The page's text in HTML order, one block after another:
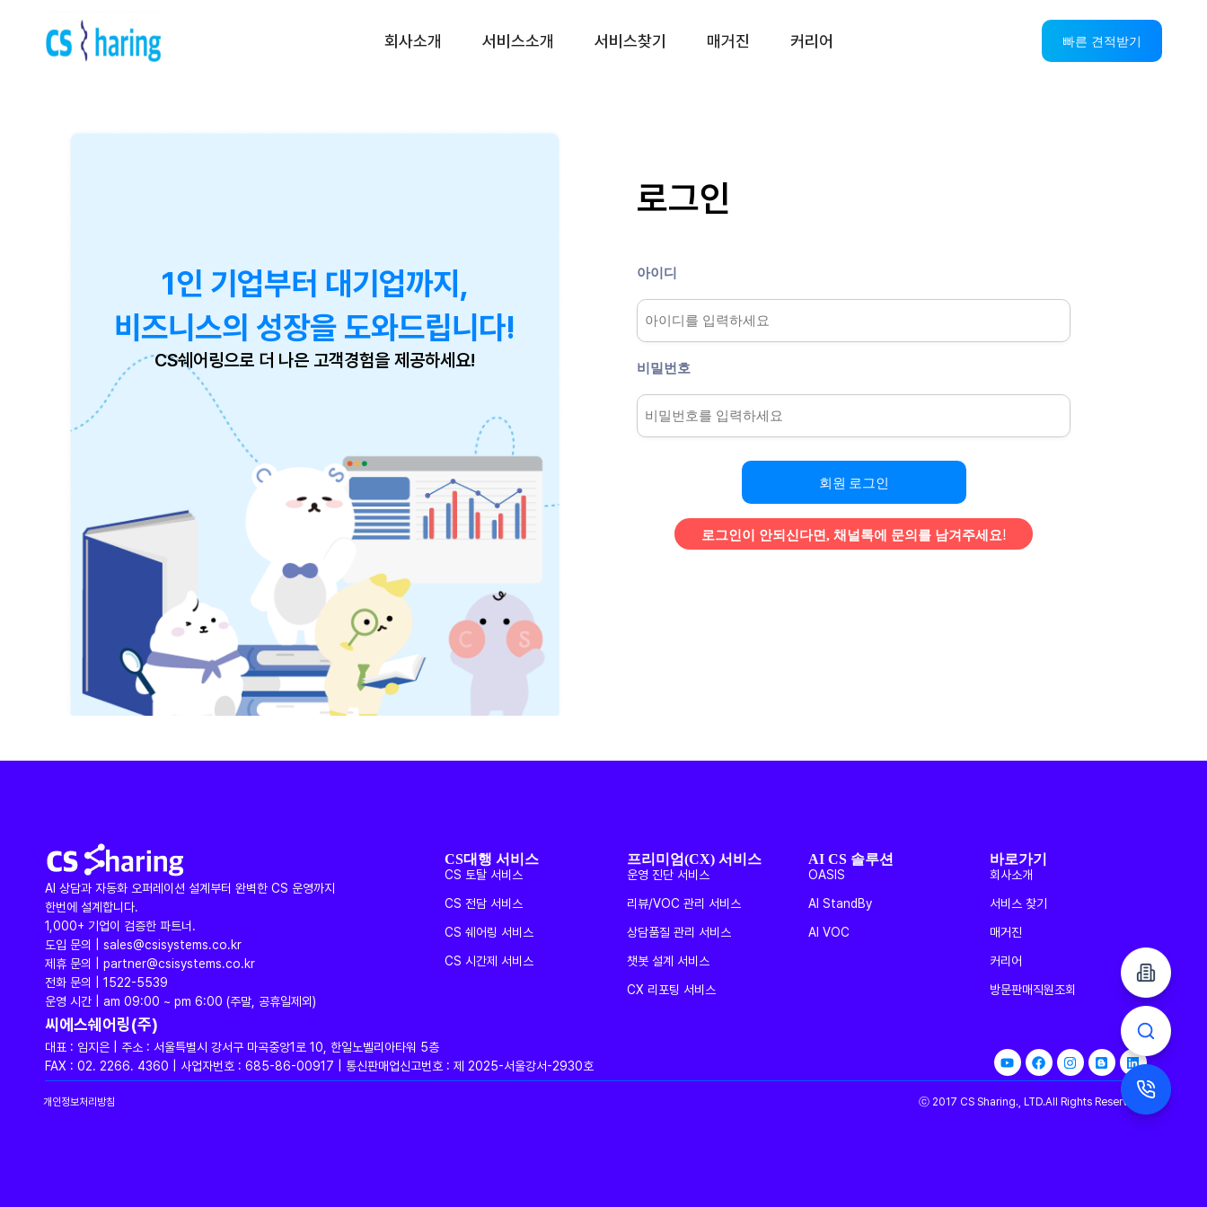
회사소개 서비스소개
VOC 관리 서비스
서비스찾기 매거진 커리어 빠른 견적받기
1인 기업부터 대기업까지,
비즈니스의 성장을 도와드립니다!
CS쉐어링으로 더 나은 고객경험을 제공하세요!
로그인
아이디
비밀번호
회원 로그인
로그인이 안되신다면, 채널톡에 문의를 남겨주세요!
AI 상담과 자동화 오퍼레이션 설계부터 완벽한 CS 운영까지
한번에 설계합니다.
1,000+ 기업이 검증한 파트너.
도입 문의 | sales@csisystems.co.kr
제휴 문의 | partner@csisystems.co.kr
전화 문의 | 1522-5539
운영 시간 | am 09:00 ~ pm 6:00 (주말, 공휴일제외)
CS대행 서비스
CS 토탈 서비스
CS 전담 서비스
CS 쉐어링 서비스
CS 시간제 서비스
프리미엄(CX) 서비스
운영 진단 서비스
리뷰/VOC 관리 서비스
상담품질 관리 서비스
챗봇 설계 서비스
CX 리포팅 서비스
AI CS 솔루션
OASIS
AI StandBy
AI VOC
바로가기
회사소개
서비스 찾기
매거진
커리어
방문판매직원조회
씨에스쉐어링(주)
대표 : 임지은 | 주소 : 서울특별시 강서구 마곡중앙1로 10, 한일노벨리아타워 5층
FAX : 02. 2266. 4360 | 사업자번호 : 685-86-00917 | 통신판매업신고번호 : 제 2025-서울강서-2930호
개인정보처리방침 ⓒ 2017 CS Sharing., LTD.All Rights Reserved.